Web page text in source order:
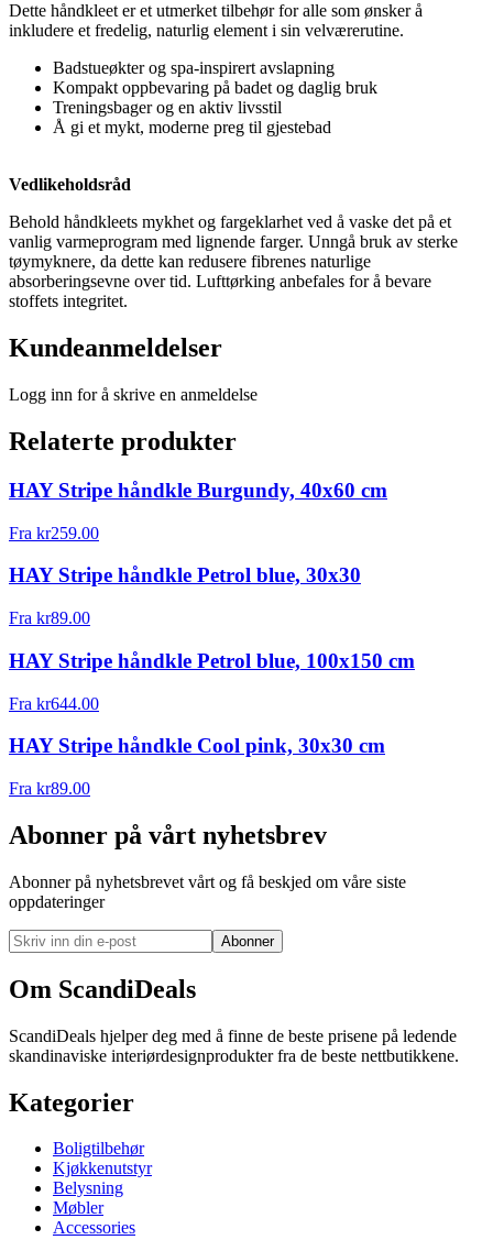
Dette håndkleet er et utmerket tilbehør for alle som ønsker å
inkludere et fredelig, naturlig element i sin velværerutine.
Badstueøkter og spa-inspirert avslapning
Kompakt oppbevaring på badet og daglig bruk
Treningsbager og en aktiv livsstil
Å gi et mykt, moderne preg til gjestebad
Vedlikeholdsråd
Behold håndkleets mykhet og fargeklarhet ved å vaske det på et
vanlig varmeprogram med lignende farger. Unngå bruk av sterke
tøymyknere, da dette kan redusere fibrenes naturlige
absorberingsevne over tid. Lufttørking anbefales for å bevare
stoffets integritet.
Kundeanmeldelser
Logg inn for å skrive en anmeldelse
Relaterte produkter
HAY Stripe håndkle Burgundy, 40x60 cm
Fra kr259.00
HAY Stripe håndkle Petrol blue, 30x30
Fra kr89.00
HAY Stripe håndkle Petrol blue, 100x150 cm
Fra kr644.00
HAY Stripe håndkle Cool pink, 30x30 cm
Fra kr89.00
Abonner på vårt nyhetsbrev
Abonner på nyhetsbrevet vårt og få beskjed om våre siste
oppdateringer
Abonner
Om ScandiDeals
ScandiDeals hjelper deg med å finne de beste prisene på ledende
skandinaviske interiørdesignprodukter fra de beste nettbutikkene.
Kategorier
Boligtilbehør
Kjøkkenutstyr
Belysning
Møbler
Accessories